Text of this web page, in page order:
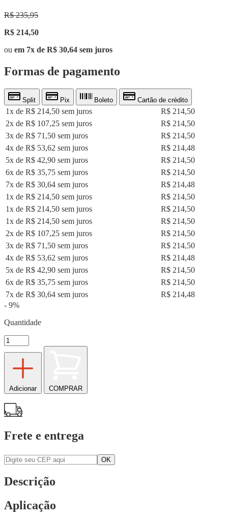
R$ 235,95
R$ 214,50
ou em 7x de R$ 30,64 sem juros
Formas de pagamento
Split Pix Boleto Cartão de crédito
1x de R$ 214,50 sem juros
R$ 214,50
2x de R$ 107,25 sem juros
R$ 214,50
3x de R$ 71,50 sem juros
R$ 214,50
4x de R$ 53,62 sem juros
R$ 214,48
5x de R$ 42,90 sem juros
R$ 214,50
6x de R$ 35,75 sem juros
R$ 214,50
7x de R$ 30,64 sem juros
R$ 214,48
1x de R$ 214,50 sem juros
R$ 214,50
1x de R$ 214,50 sem juros
R$ 214,50
1x de R$ 214,50 sem juros
R$ 214,50
2x de R$ 107,25 sem juros
R$ 214,50
3x de R$ 71,50 sem juros
R$ 214,50
4x de R$ 53,62 sem juros
R$ 214,48
5x de R$ 42,90 sem juros
R$ 214,50
6x de R$ 35,75 sem juros
R$ 214,50
7x de R$ 30,64 sem juros
R$ 214,48
- 9%
Quantidade
Adicionar COMPRAR
Frete e entrega
Descrição
Aplicação